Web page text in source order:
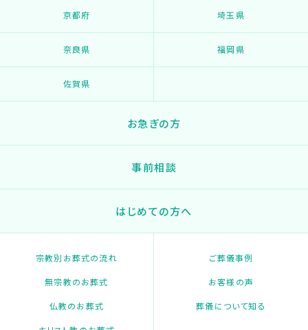
京都府 埼玉県
奈良県 福岡県
佐賀県
お急ぎの方
事前相談
はじめての方へ
宗教別お葬式の流れ
無宗教のお葬式
仏教のお葬式
ご葬儀事例
お客様の声
葬儀について知る